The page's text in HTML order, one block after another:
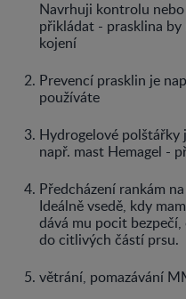
Navrhuji kontrolu
přikládat - prasklina
kojení
Prevencí prasklin je
používáte
Hydrogelové polštářky
např. mast Hemagel -
Předcházení rankám
Ideálně vsedě, kdy
dává mu pocit
do citlivých částí prsu.
větrání, pomazávání